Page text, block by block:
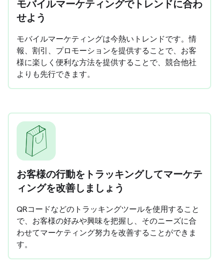
モバイルマーケティングでトレンドに合わ
せよう
モバイルマーケティングは今熱いトレンドです。情
報、割引、プロモーションを提供することで、お客
様に楽しく便利な方法を提供することで、競合他社
よりも先行できます。
お客様の行動をトラッキングしてマーケテ
ィングを改善しましょう
QRコードなどのトラッキングツールを使用すること
で、お客様の好みや興味を把握し、そのニーズに合
わせてマーケティング努力を改善することができま
す。